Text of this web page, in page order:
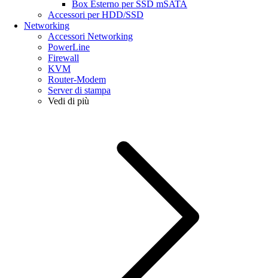
Box Esterno per SSD mSATA
Accessori per HDD/SSD
Networking
Accessori Networking
PowerLine
Firewall
KVM
Router-Modem
Server di stampa
Vedi di più